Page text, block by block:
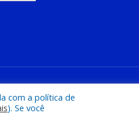
com a política de
). Se você